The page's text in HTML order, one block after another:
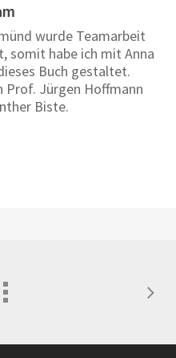
wurde Teamarbeit
somit habe ich mit Anna
Buch gestaltet.
Jürgen Hoffmann
Biste.